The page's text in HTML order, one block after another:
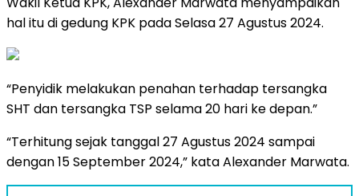
hal itu di gedung KPK pada Selasa 27 Agustus 2024.
“Penyidik melakukan penahan terhadap tersangka
SHT dan tersangka TSP selama 20 hari ke depan.”
“Terhitung sejak tanggal 27 Agustus 2024 sampai
dengan 15 September 2024,” kata Alexander Marwata.